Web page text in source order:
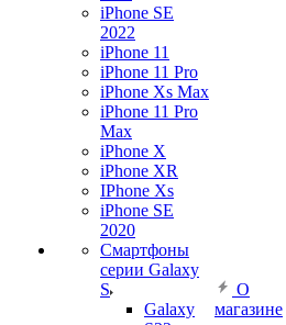
iPhone SE
2022
iPhone 11
iPhone 11 Pro
iPhone Xs Max
iPhone 11 Pro
Max
iPhone X
iPhone XR
IPhone Xs
iPhone SE
2020
Смартфоны
серии Galaxy
S
Galaxy
О
магазине